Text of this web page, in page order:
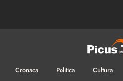
Cronaca Politica Cultura